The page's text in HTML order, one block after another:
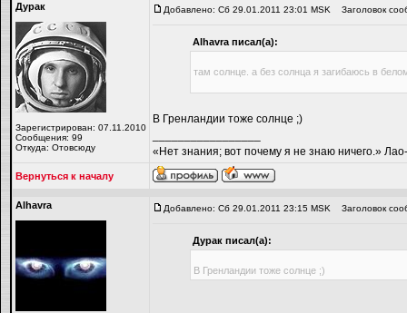
Дyрaк
Зарегистрирован: 07.11.2010
Сообщения: 99
Откуда: Отовсюду
Добавлено: Сб 29.01.2011 23:01 MSK Заголовок
Alhavra писал(а):
там солнце. а без солнца я загибаюсь в
В Гренландии тоже солнце ;)
«Нет знания; вот почему я не знаю ничего.»
Вернуться к началу
Alhavra Добавлено: Сб 29.01.2011 23:15 MSK Заголовок
Дyрaк писал(а):
В Гренландии тоже солнце ;)